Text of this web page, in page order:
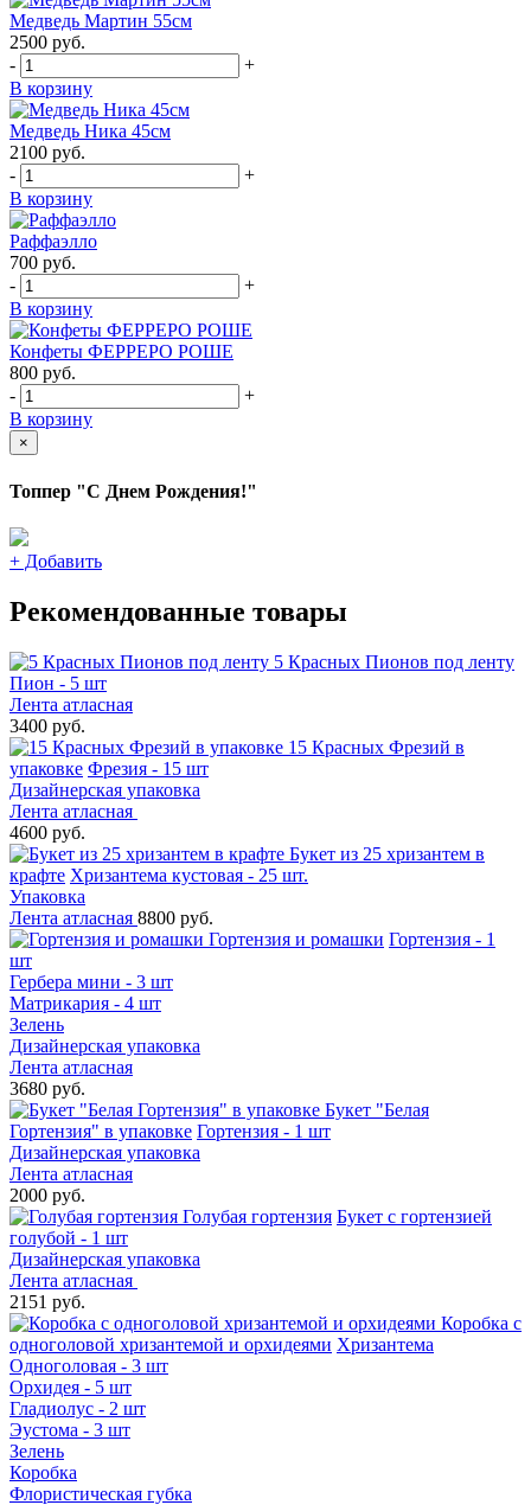
Медведь Мартин 55см
2500 руб.
-
+
В корзину
Медведь Ника 45см
2100 руб.
-
+
В корзину
Раффаэлло
700 руб.
-
+
В корзину
Конфеты ФЕРРЕРО РОШЕ
800 руб.
-
+
В корзину
×
Топпер "С Днем Рождения!"
+ Добавить
Рекомендованные товары
5 Красных Пионов под ленту
Пион - 5 шт
Лента атласная
3400 руб.
15 Красных Фрезий в
упаковке Фрезия - 15 шт
Дизайнерская упаковка
Лента атласная
4600 руб.
Букет из 25 хризантем в
крафте Хризантема кустовая - 25 шт.
Упаковка
Лента атласная 8800 руб.
Гортензия и ромашки Гортензия - 1
шт
Гербера мини - 3 шт
Матрикария - 4 шт
Зелень
Дизайнерская упаковка
Лента атласная
3680 руб.
Букет "Белая
Гортензия" в упаковке Гортензия - 1 шт
Дизайнерская упаковка
Лента атласная
2000 руб.
Голубая гортензия Букет с гортензией
голубой - 1 шт
Дизайнерская упаковка
Лента атласная
2151 руб.
Коробка с
одноголовой хризантемой и орхидеями Хризантема
Одноголовая - 3 шт
Орхидея - 5 шт
Гладиолус - 2 шт
Эустома - 3 шт
Зелень
Коробка
Флористическая губка